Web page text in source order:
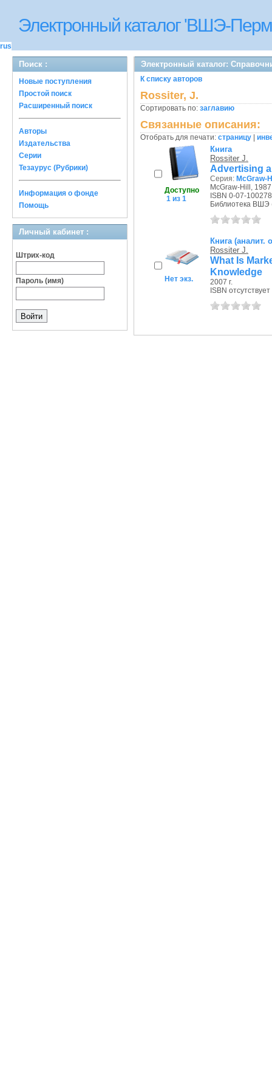
Электронный каталог 'ВШЭ-
rus
Поиск :
Новые поступления
Простой поиск
Расширенный поиск
Авторы
Издательства
Серии
Тезаурус (Рубрики)
Информация о фонде
Помощь
Личный кабинет :
Штрих-код
Пароль (имя)
Электронный каталог:
К списку авторов
Rossiter, J.
Сортировать по: заглавию
Связанные описания:
Отобрать для печати: страницу
Доступно
1 из 1
Книга
Rossiter J.
Advertising
Серия: McGraw-
McGraw-Hill, 1987
ISBN 0-07-
Библиотека ВШЭ
Нет экз.
Книга (аналит.
Rossiter J.
What Is
Knowledge
2007 г.
ISBN отсутствует